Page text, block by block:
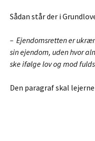
Sådan står der i
– Ejendomsretten er
sin ejendom, uden hvor
ske ifølge lov og mod
Den paragraf skal